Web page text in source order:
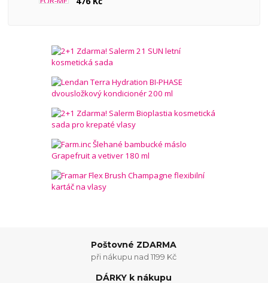
Poštovné ZDARMA
při nákupu nad 1199 Kč
DÁRKY k nákupu